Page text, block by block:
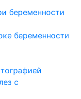
беременности
беременности
с